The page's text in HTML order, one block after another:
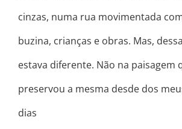
cinzas, numa rua movimentada
buzina, crianças e obras. Mas,
estava diferente. Não na paisagem
preservou a mesma desde dos
dias